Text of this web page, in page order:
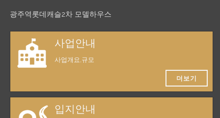
광주역롯데캐슬2차 모델하우스
사업안내
사업개요,규모
더보기
입지안내